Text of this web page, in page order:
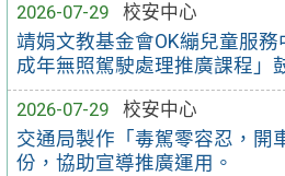
2026-07-29
校安中心
靖娟文教基金會OK繃兒童服
成年無照駕駛處理推廣課程」
2026-07-29
校安中心
交通局製作「毒駕零容忍，開
份，協助宣導推廣運用。